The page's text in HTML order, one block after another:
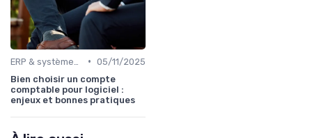
• 05/11/2025
Bien choisir un compte
comptable pour logiciel :
enjeux et bonnes pratiques